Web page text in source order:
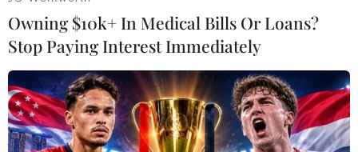
Owning $10k+ In Medical Bills Or Loans?
Stop Paying Interest Immediately